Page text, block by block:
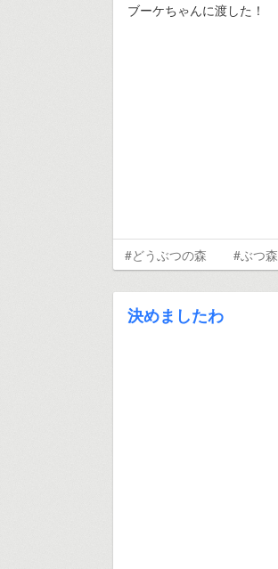
ブーケちゃんに渡した！
#どうぶつの森 #ぶつ森
決めましたわ